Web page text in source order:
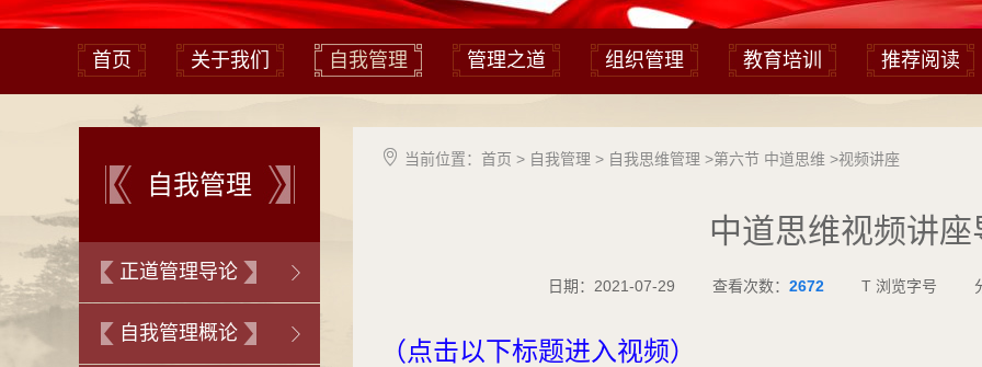
首页 关于我们 自我管理 管理之道 组织管理 教育培训 推荐阅读
自我管理
正道管理导论
自我管理概论
 当前位置： 首页 > 自我管理 > 自我思维管理 >第六节 中道思维 >视频讲座
中道思维视频讲座
日期：2021-07-29 查看次数： 2672 T 浏览字号
（点击以下标题进入视频）